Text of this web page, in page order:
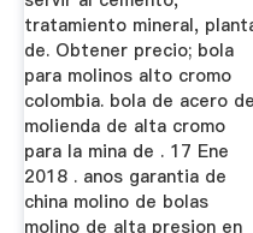
tratamiento mineral,
de. Obtener precio; bola
para molinos alto cromo
colombia. bola de acero de
molienda de alta cromo
para la mina de . 17 Ene
2018 . anos garantia de
china molino de bolas
molino de alta presion en